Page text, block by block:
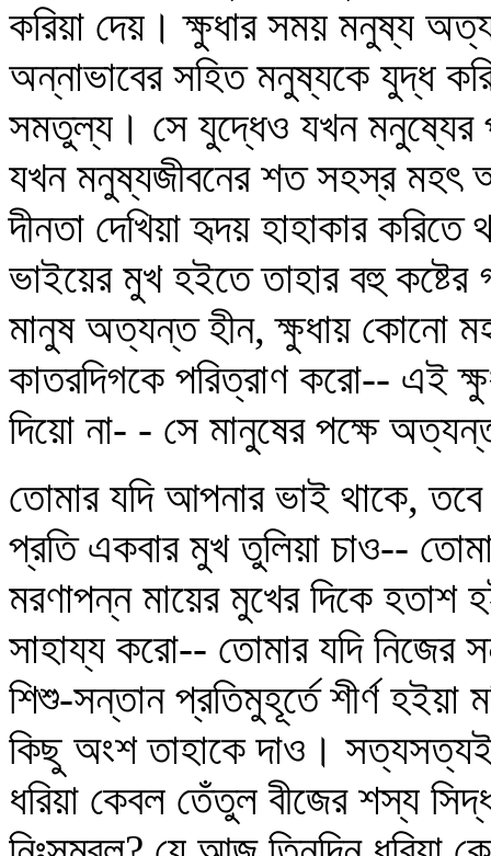
করিয়া দেয়। ক্ষুধার সময় মনুষ্য
অন্নাভাবের সহিত মনুষ্যকে যুদ্ধ
সমতুল্য। সে যুদ্ধেও যখন মনুষ্যের
যখন মনুষ্যজীবনের শত সহস্র মহৎ
দীনতা দেখিয়া হৃদয় হাহাকার
ভাইয়ের মুখ হইতে তাহার বহু কষ্টের
মানুষ অত্যন্ত হীন, ক্ষুধায় কোনো
কাতরদিগকে পরিত্রাণ করো-- এই
দিয়ো না- - সে মানুষের পক্ষে
তোমার যদি আপনার ভাই থাকে,
প্রতি একবার মুখ তুলিয়া চাও--
মরণাপন্ন মায়ের মুখের দিকে হতাশ
সাহায্য করো-- তোমার যদি নিজের
শিশু-সন্তান প্রতিমুহূর্তে শীর্ণ
কিছু অংশ তাহাকে দাও।
ধরিয়া কেবল তেঁতুল বীজের শস্য